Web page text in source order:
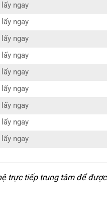
ngay
ngay
ngay
ngay
ngay
ngay
ngay
ngay
ngay
trực tiếp trung tâm để được